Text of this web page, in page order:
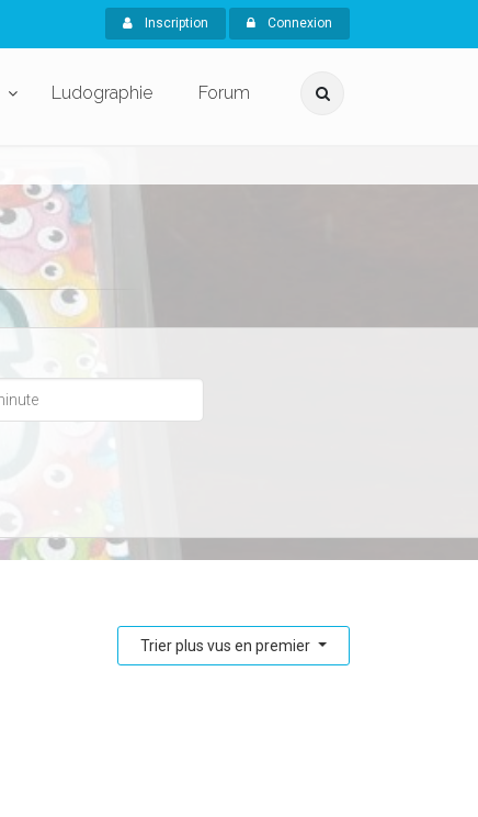
Inscription Connexion
Ludographie Forum
Trier plus vus en premier